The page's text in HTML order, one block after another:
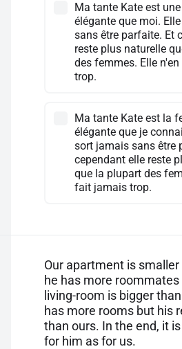
Ma tante Kate est
élégante que moi.
sans être parfaite. Et
reste plus naturelle
des femmes. Elle
trop.
Ma tante Kate est la
élégante que je
sort jamais sans être
cependant elle reste
que la plupart des
fait jamais trop.
Our apartment is
he has more
living-room is bigger
has more rooms but his
than ours. In the end, it
for him as for us.